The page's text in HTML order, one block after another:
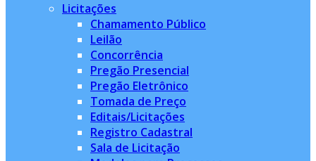
Licitações
Chamamento Público
Leilão
Concorrência
Pregão Presencial
Pregão Eletrônico
Tomada de Preço
Editais/Licitações
Registro Cadastral
Sala de Licitação